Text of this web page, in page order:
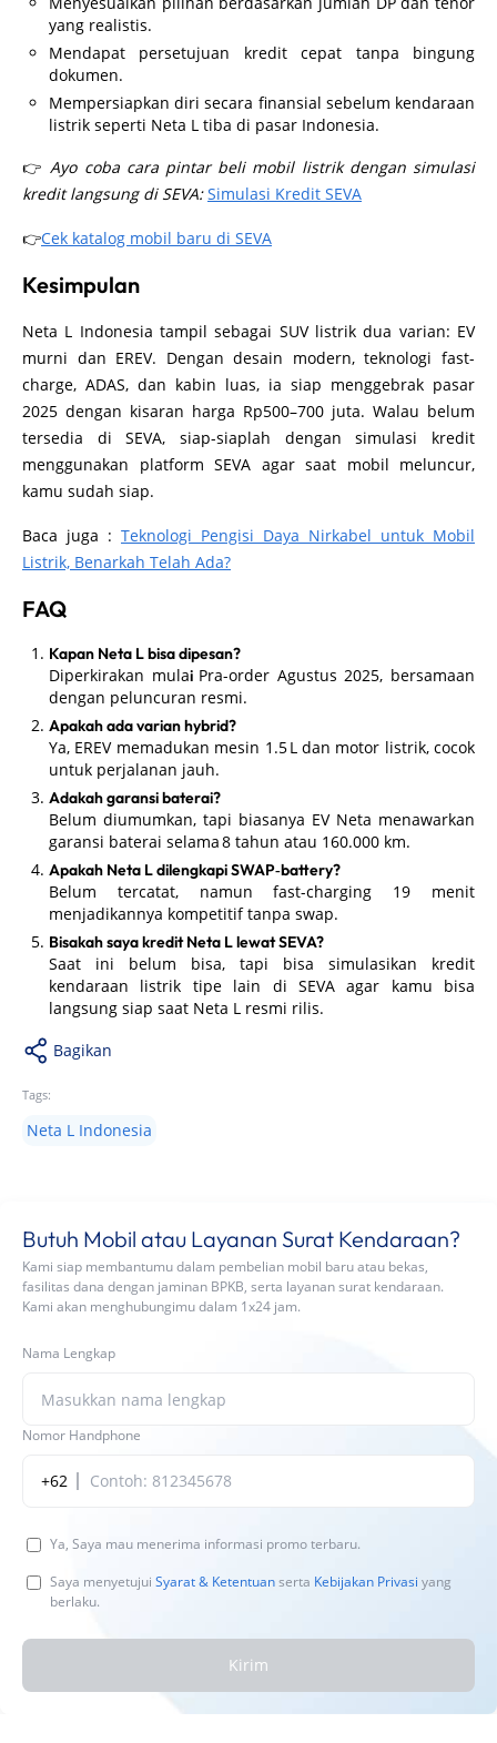
yang realistis.
Mendapat persetujuan kredit cepat tanpa bingung
dokumen.
Mempersiapkan diri secara finansial sebelum kendaraan
listrik seperti Neta L tiba di pasar Indonesia.
👉Ayo coba cara pintar beli mobil listrik dengan simulasi
kredit langsung di SEVA:Simulasi Kredit SEVA
👉Cek katalog mobil baru di SEVA
Kesimpulan
Neta L Indonesia tampil sebagai SUV listrik dua varian: EV
murni dan EREV. Dengan desain modern, teknologi fast-
charge, ADAS, dan kabin luas, ia siap menggebrak pasar
2025 dengan kisaran harga Rp500–700 juta. Walau belum
tersedia di SEVA, siap-siaplah dengan simulasi kredit
menggunakan platform SEVA agar saat mobil meluncur,
kamu sudah siap.
Baca juga : Teknologi Pengisi Daya Nirkabel untuk Mobil
Listrik, Benarkah Telah Ada?
FAQ
Kapan Neta L bisa dipesan?
Diperkirakan mulai Pra-order Agustus 2025, bersamaan
dengan peluncuran resmi.
Apakah ada varian hybrid?
Ya, EREV memadukan mesin 1.5 L dan motor listrik, cocok
untuk perjalanan jauh.
Adakah garansi baterai?
Belum diumumkan, tapi biasanya EV Neta menawarkan
garansi baterai selama 8 tahun atau 160.000 km.
Apakah Neta L dilengkapi SWAP‑battery?
Belum tercatat, namun fast-charging 19 menit
menjadikannya kompetitif tanpa swap.
Bisakah saya kredit Neta L lewat SEVA?
Saat ini belum bisa, tapi bisa simulasikan kredit
kendaraan listrik tipe lain di SEVA agar kamu bisa
langsung siap saat Neta L resmi rilis.
Bagikan
Tags:
Neta L Indonesia
Butuh Mobil atau Layanan Surat Kendaraan?
Kami siap membantumu dalam pembelian mobil baru atau bekas,
fasilitas dana dengan jaminan BPKB, serta layanan surat kendaraan.
Kami akan menghubungimu dalam 1x24 jam.
Nama Lengkap
Nomor Handphone
+62
Ya, Saya mau menerima informasi promo terbaru.
Saya menyetujui Syarat & Ketentuanserta Kebijakan Privasi yang
berlaku.
Kirim